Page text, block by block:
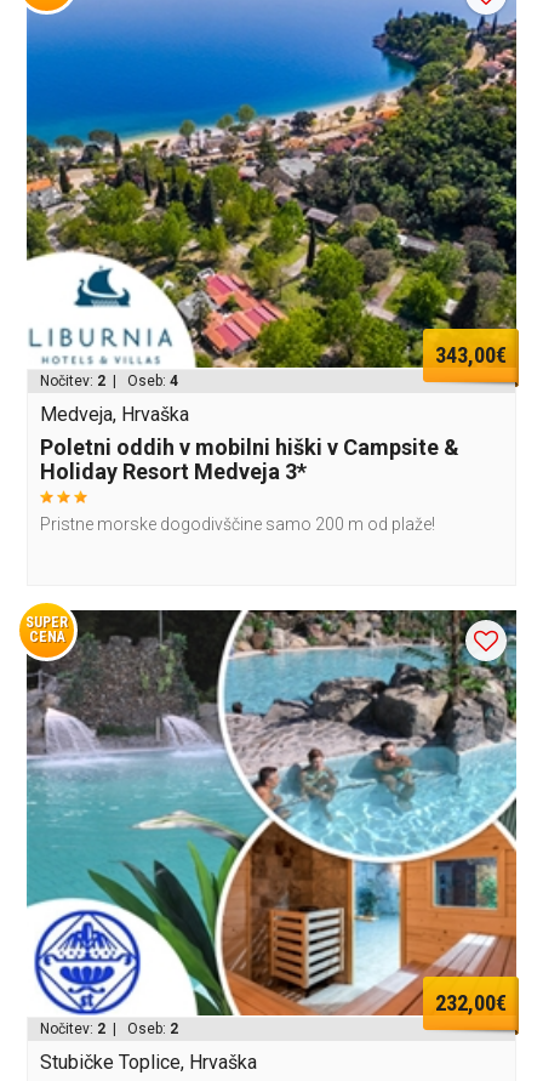
343,00€
Nočitev: 2 | Oseb:4
Medveja, Hrvaška
Poletni oddih v mobilni hiški v Campsite &
Holiday Resort Medveja 3*
Pristne morske dogodivščine samo 200 m od plaže!
SUPER
CENA
232,00€
Nočitev: 2 | Oseb: 2
Stubičke Toplice, Hrvaška